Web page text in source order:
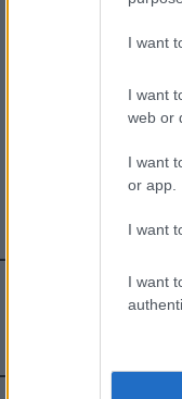
I want
I want
web or
I want
or app.
I want
I want